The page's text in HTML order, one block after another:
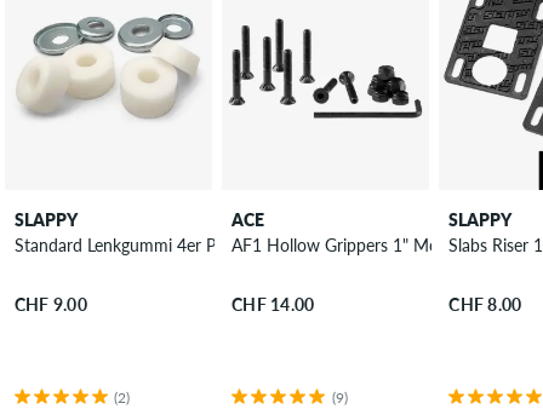
SLAPPY
Standard Lenkgummi 4er Pack 90A
CHF 9.00
(2)
ACE
AF1 Hollow Grippers 1" Montageset
CHF 14.00
(9)
SLAPPY
Slabs Riser
CHF 8.00